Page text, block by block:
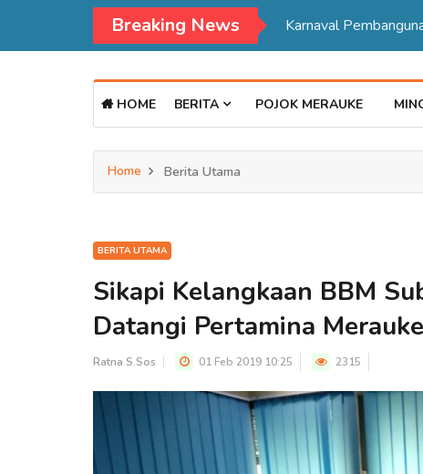
Breaking News
HOME BERITA POJOK MERAUKE
Home Berita Utama
BERITA UTAMA
Sikapi Kelangkaan BBM
Datangi Pertamina Merauke
Ratna S.Sos 01 Feb 2019 10:25 2315